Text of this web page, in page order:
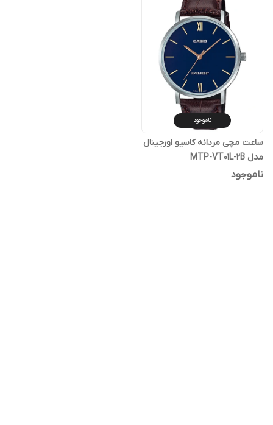
ناموجود
ساعت مچی مردانه کاسیو اورجینال
مدل MTP-VT01L-2B
ناموجود